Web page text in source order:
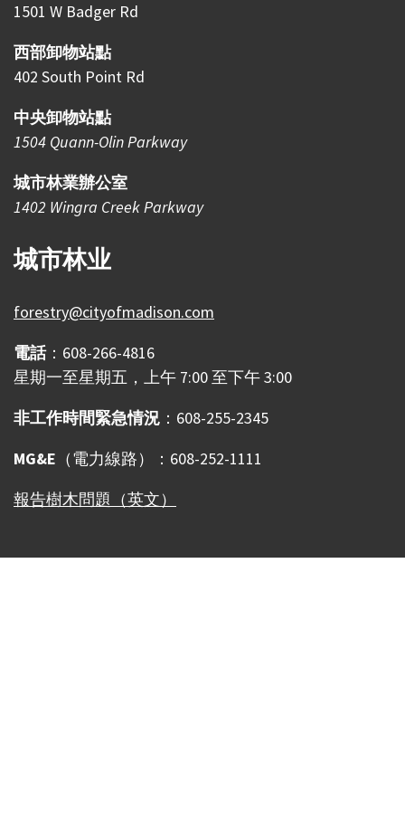
1501 W Badger Rd
西部卸物站點
402 South Point Rd
中央卸物站點
1504 Quann-Olin Parkway
城市林業辦公室
1402 Wingra Creek Parkway
城市林业
forestry@cityofmadison.com
電話：608-266-4816
星期一至星期五，上午 7:00 至下午 3:00
非工作時間緊急情況 ：608-255-2345
MG&E （電力線路）：608-252-1111
報告樹木問題（英文）